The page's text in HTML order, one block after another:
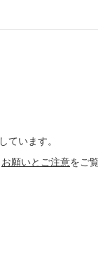
ています。
お願いとご注意をご